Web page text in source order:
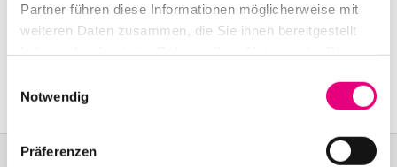
Partner führen diese Informationen möglicherweise mit
weiteren Daten zusammen, die Sie ihnen bereitgestellt
Notwendig
Präferenzen
Karlstorbahnhof Cultural Center, Heidelberg: 1Am
Karlstor, Heidelberg